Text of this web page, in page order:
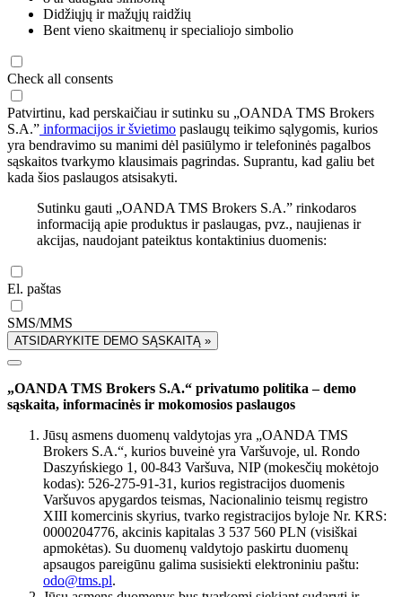
Didžiųjų ir mažųjų raidžių
Bent vieno skaitmenų ir specialiojo simbolio
Check all consents
Patvirtinu, kad perskaičiau ir sutinku su „OANDA TMS Brokers
S.A.” informacijos ir švietimo paslaugų teikimo sąlygomis, kurios
yra bendravimo su manimi dėl pasiūlymo ir telefoninės pagalbos
sąskaitos tvarkymo klausimais pagrindas. Suprantu, kad galiu bet
kada šios paslaugos atsisakyti.
Sutinku gauti „OANDA TMS Brokers S.A.” rinkodaros
informaciją apie produktus ir paslaugas, pvz., naujienas ir
akcijas, naudojant pateiktus kontaktinius duomenis:
El. paštas
SMS/MMS
ATSIDARYKITE DEMO SĄSKAITĄ »
„OANDA TMS Brokers S.A.“ privatumo politika – demo
sąskaita, informacinės ir mokomosios paslaugos
Jūsų asmens duomenų valdytojas yra „OANDA TMS
Brokers S.A.“, kurios buveinė yra Varšuvoje, ul. Rondo
Daszyńskiego 1, 00-843 Varšuva, NIP (mokesčių mokėtojo
kodas): 526-275-91-31, kurios registracijos duomenis
Varšuvos apygardos teismas, Nacionalinio teismų registro
XIII komercinis skyrius, tvarko registracijos byloje Nr. KRS:
0000204776, akcinis kapitalas 3 537 560 PLN (visiškai
apmokėtas). Su duomenų valdytojo paskirtu duomenų
apsaugos pareigūnu galima susisiekti elektroniniu paštu:
odo@tms.pl.